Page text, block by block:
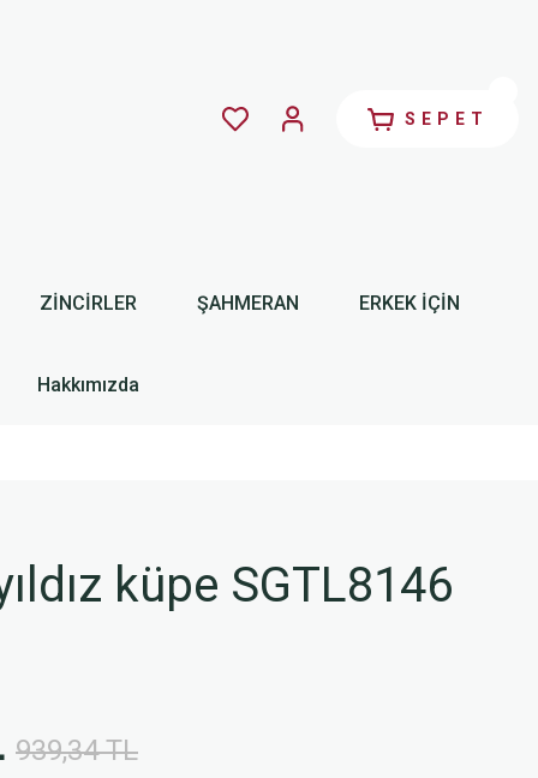
SEPET
ZİNCİRLER ŞAHMERAN ERKEK İÇİN
Hakkımızda
küpe SGTL8146
939,34 TL